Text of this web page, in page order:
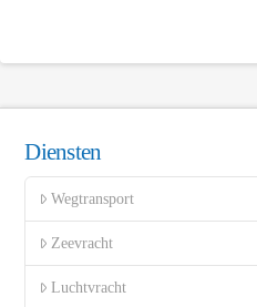
Diensten
Wegtransport
Zeevracht
Luchtvracht